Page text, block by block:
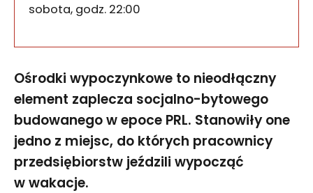
sobota, godz. 22:00
Ośrodki wypoczynkowe to nieodłączny
element zaplecza socjalno-bytowego
budowanego w epoce PRL. Stanowiły one
jedno z miejsc, do których pracownicy
przedsiębiorstw jeździli wypocząć
w wakacje.